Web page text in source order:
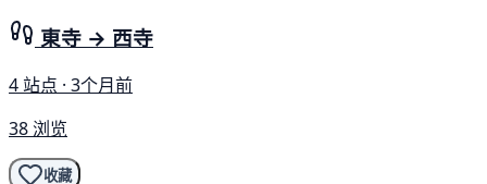
東寺 → 西寺
4 站点 · 3个月前
38 浏览
收藏